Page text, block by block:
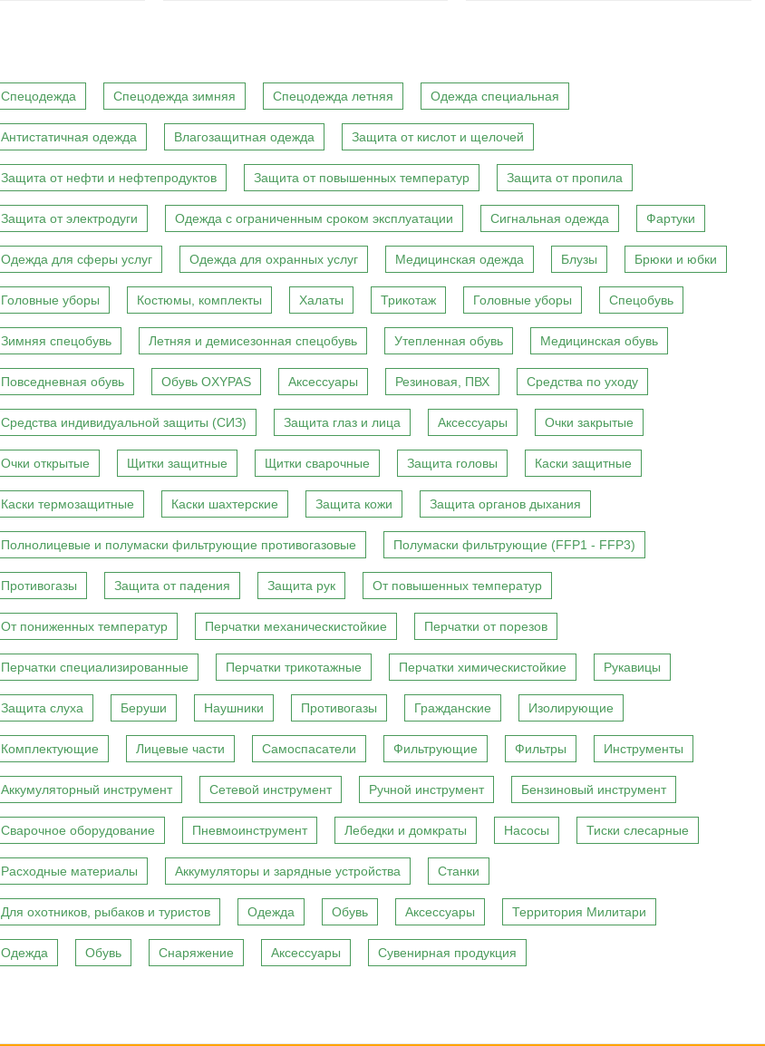
Спецодежда Спецодежда зимняя Спецодежда летняя Одежда специальная
Антистатичная одежда Влагозащитная одежда Защита от кислот и щелочей
Защита от нефти и нефтепродуктов Защита от повышенных температур Защита от пропила
Защита от электродуги Одежда с ограниченным сроком эксплуатации Сигнальная одежда Фартуки
Одежда для сферы услуг Одежда для охранных услуг Медицинская одежда Блузы Брюки и юбки
Головные уборы Костюмы, комплекты Халаты Трикотаж Головные уборы Спецобувь
Зимняя спецобувь Летняя и демисезонная спецобувь Утепленная обувь Медицинская обувь
Повседневная обувь Обувь OXYPAS Аксессуары Резиновая, ПВХ Средства по уходу
Средства индивидуальной защиты (СИЗ) Защита глаз и лица Аксессуары Очки закрытые
Очки открытые Щитки защитные Щитки сварочные Защита головы Каски защитные
Каски термозащитные Каски шахтерские Защита кожи Защита органов дыхания
Полнолицевые и полумаски фильтрующие противогазовые Полумаски фильтрующие (FFP1 - FFP3)
Противогазы Защита от падения Защита рук От повышенных температур
От пониженных температур Перчатки механическистойкие Перчатки от порезов
Перчатки специализированные Перчатки трикотажные Перчатки химическистойкие Рукавицы
Защита слуха Беруши Наушники Противогазы Гражданские Изолирующие
Комплектующие Лицевые части Самоспасатели Фильтрующие Фильтры Инструменты
Аккумуляторный инструмент Сетевой инструмент Ручной инструмент Бензиновый инструмент
Сварочное оборудование Пневмоинструмент Лебедки и домкраты Насосы Тиски слесарные
Расходные материалы Аккумуляторы и зарядные устройства Станки
Для охотников, рыбаков и туристов Одежда Обувь Аксессуары Территория Милитари
Одежда Обувь Снаряжение Аксессуары Сувенирная продукция